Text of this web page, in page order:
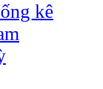
kê